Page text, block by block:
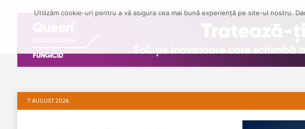
7 AUGUST 2026
Utilizăm cookie-uri pentru a vă asigura cea mai bună experiență pe site-ul nostru.